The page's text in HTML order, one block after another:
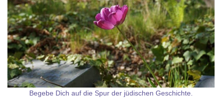
Begebe Dich auf die Spur der jüdischen Geschichte.